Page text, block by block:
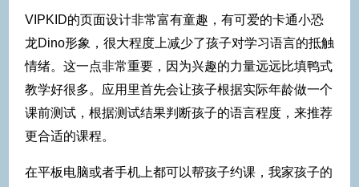
VIPKID的页面设计非常富有童趣，有可爱的卡通小恐
龙Dino形象，很大程度上减少了孩子对学习语言的抵触
情绪。这一点非常重要，因为兴趣的力量远远比填鸭式
教学好很多。应用里首先会让孩子根据实际年龄做一个
课前测试，根据测试结果判断孩子的语言程度，来推荐
更合适的课程。
在平板电脑或者手机上都可以帮孩子约课，我家孩子的